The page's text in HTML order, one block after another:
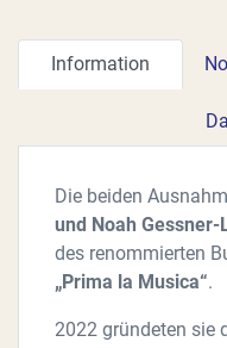
Information
Die beiden
und Noah Gessner-
des renommierten
„Prima la Musica“.
2022 gründeten sie